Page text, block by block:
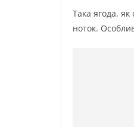
Така ягода,
ноток.